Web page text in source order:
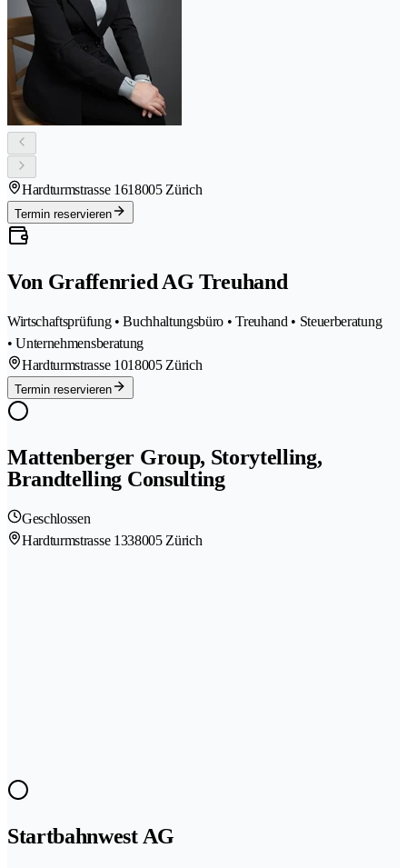
Hardturmstrasse 1618005 Zürich
Termin reservieren
Von Graffenried AG Treuhand
Wirtschaftsprüfung • Buchhaltungsbüro • Treuhand • Steuerberatung
• Unternehmensberatung
Hardturmstrasse 1018005 Zürich
Termin reservieren
Mattenberger Group, Storytelling,
Brandtelling Consulting
Geschlossen
Hardturmstrasse 1338005 Zürich
Startbahnwest AG